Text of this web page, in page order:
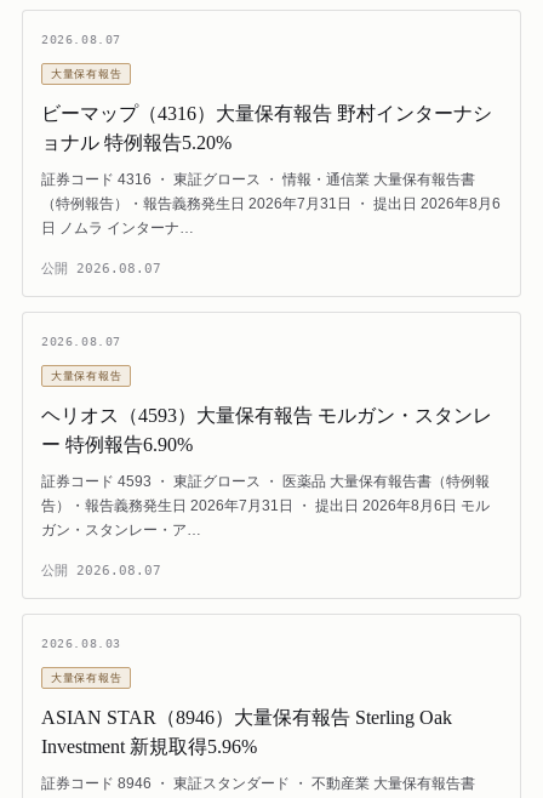
2026.08.07
大量保有報告
ビーマップ（4316）大量保有報告 野村インターナシ
ョナル 特例報告5.20%
証券コード 4316 ・ 東証グロース ・ 情報・通信業 大量保有報告書
（特例報告）・報告義務発生日 2026年7月31日 ・ 提出日 2026年8月6
日 ノムラ インターナ…
公開 2026.08.07
2026.08.07
大量保有報告
ヘリオス（4593）大量保有報告 モルガン・スタンレ
ー 特例報告6.90%
証券コード 4593 ・ 東証グロース ・ 医薬品 大量保有報告書（特例報
告）・報告義務発生日 2026年7月31日 ・ 提出日 2026年8月6日 モル
ガン・スタンレー・ア…
公開 2026.08.07
2026.08.03
大量保有報告
ASIAN STAR（8946）大量保有報告 Sterling Oak
Investment 新規取得5.96%
証券コード 8946 ・ 東証スタンダード ・ 不動産業 大量保有報告書